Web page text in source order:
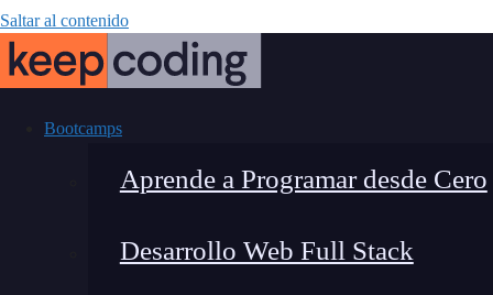
Saltar al contenido
Bootcamps
Aprende a Programar desde Cero
Desarrollo Web Full Stack